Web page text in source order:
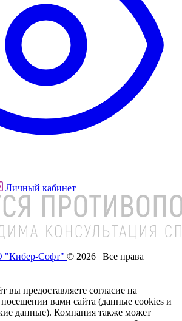
Личный кабинет
Софт" © 2026 | Все права
вы предоставляете согласие на
вами сайта (данные cookies и
данные). Компания также может